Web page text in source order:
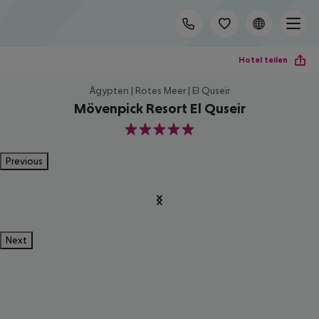
Hotel teilen
Ägypten | Rotes Meer | El Quseir
Mövenpick Resort El Quseir
5
Previous
Next